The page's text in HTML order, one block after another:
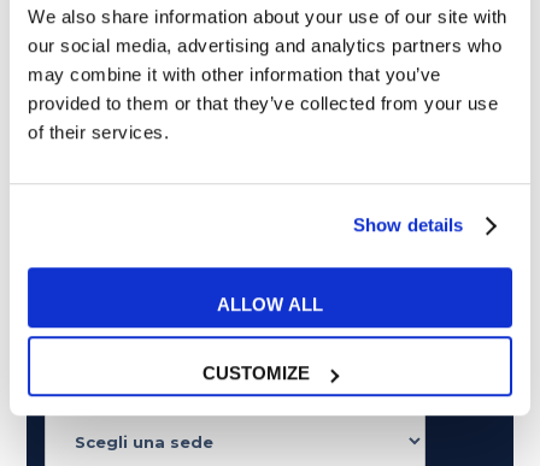
We also share information about your use of our site with
our social media, advertising and analytics partners who
may combine it with other information that you’ve
provided to them or that they’ve collected from your use
of their services.
Show details
ALLOW ALL
CUSTOMIZE
Non perderti più nulla da My English School. Tutte le
ultime news - consigli - promozioni esclusive per te.